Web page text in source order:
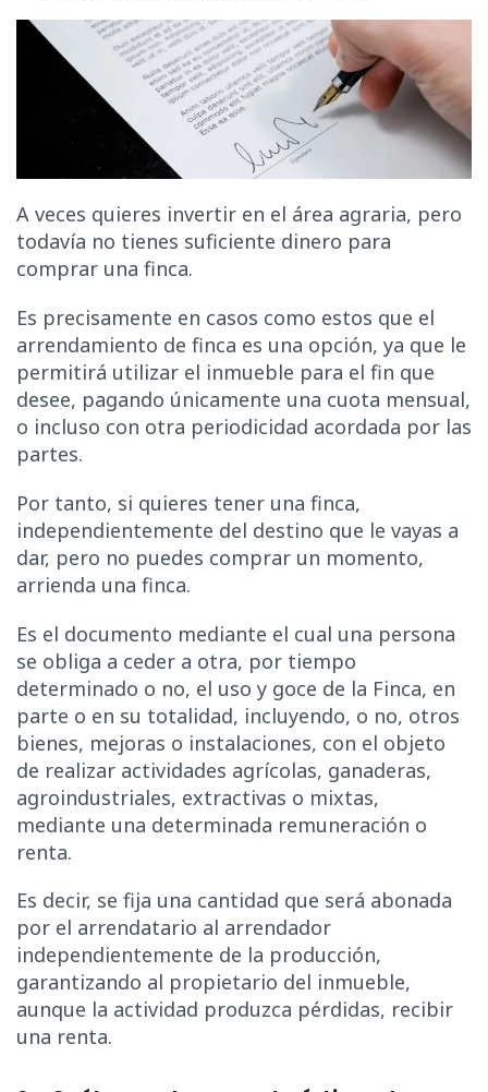
A veces quieres invertir en el área agraria, pero
todavía no tienes suficiente dinero para
comprar una finca.
Es precisamente en casos como estos que el
arrendamiento de finca es una opción, ya que le
permitirá utilizar el inmueble para el fin que
desee, pagando únicamente una cuota mensual,
o incluso con otra periodicidad acordada por las
partes.
Por tanto, si quieres tener una finca,
independientemente del destino que le vayas a
dar, pero no puedes comprar un momento,
arrienda una finca.
Es el documento mediante el cual una persona
se obliga a ceder a otra, por tiempo
determinado o no, el uso y goce de la Finca, en
parte o en su totalidad, incluyendo, o no, otros
bienes, mejoras o instalaciones, con el objeto
de realizar actividades agrícolas, ganaderas,
agroindustriales, extractivas o mixtas,
mediante una determinada remuneración o
renta.
Es decir, se fija una cantidad que será abonada
por el arrendatario al arrendador
independientemente de la producción,
garantizando al propietario del inmueble,
aunque la actividad produzca pérdidas, recibir
una renta.